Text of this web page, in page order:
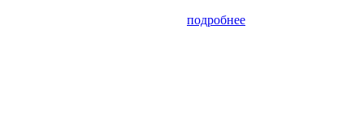
подробнее